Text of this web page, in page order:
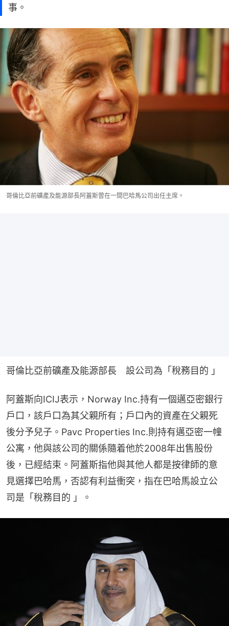
事。
哥倫比亞前礦產及能源部長阿蓋斯曾在一間巴哈馬公司出任主席。
哥倫比亞前礦產及能源部長　設公司為「稅務目的 」
阿蓋斯向ICIJ表示，Norway Inc.持有一個邁亞密銀行
戶口，該戶口為其父親所有；戶口內的資產在父親死
後分予兒子。Pavc Properties Inc.則持有邁亞密一幢
公寓，他與該公司的關係隨着他於2008年出售股份
後，已經結束。阿蓋斯指他與其他人都是按律師的意
見選擇巴哈馬，否認有利益衝突，指在巴哈馬設立公
司是「稅務目的 」。